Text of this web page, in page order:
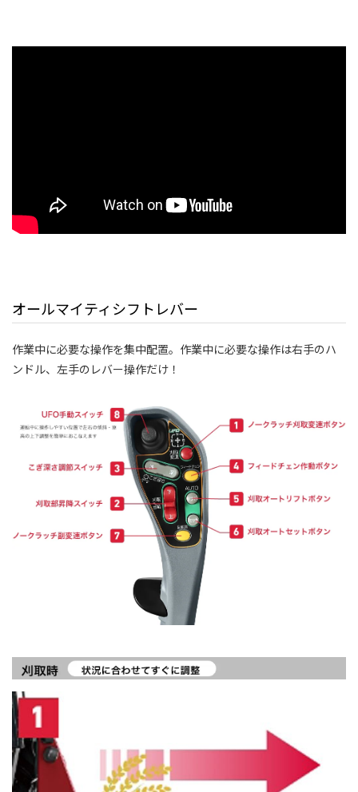
オールマイティシフトレバー
作業中に必要な操作を集中配置。作業中に必要な操作は右手のハ
ンドル、左手のレバー操作だけ！